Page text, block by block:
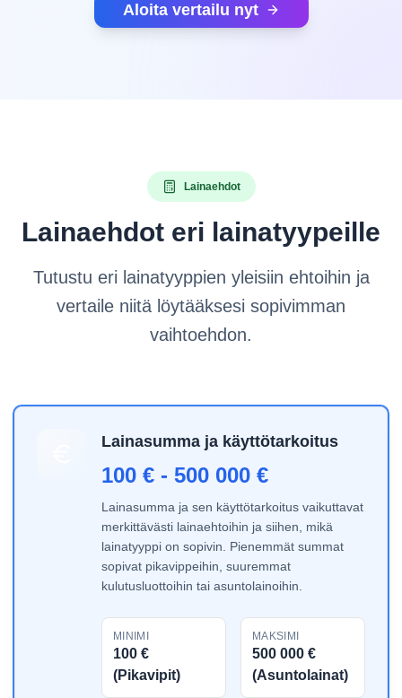
Aloita vertailu nyt
Lainaehdot
Lainaehdot eri lainatyypeille
Tutustu eri lainatyyppien yleisiin ehtoihin ja
vertaile niitä löytääksesi sopivimman
vaihtoehdon.
Lainasumma ja käyttötarkoitus
100 € - 500 000 €
Lainasumma ja sen käyttötarkoitus vaikuttavat
merkittävästi lainaehtoihin ja siihen, mikä
lainatyyppi on sopivin. Pienemmät summat
sopivat pikavippeihin, suuremmat
kulutusluottoihin tai asuntolainoihin.
MINIMI
100 €
(Pikavipit)
MAKSIMI
500 000 €
(Asuntolainat)